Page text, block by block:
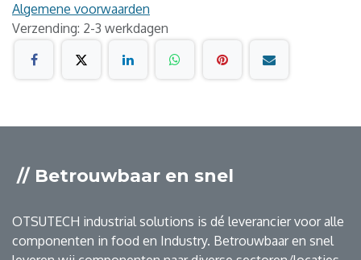
Algemene voorwaarden
Verzending: 2-3 werkdagen
// Betrouwbaar en snel
OTSUTECH industrial solutions is dé leverancier voor alle
componenten in food en Industry. Betrouwbaar en snel